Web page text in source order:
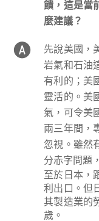
饋，這是當
麼建議？
先說美國，
岩氣和石油
有利的；美
靈活的。美
氣，可令美
兩三年間，
忽視。雖然
分赤字問題
至於日本，
利出口。但
其製造業的
歲。